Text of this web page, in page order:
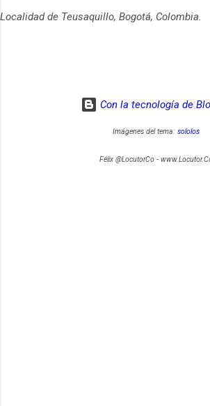
Localidad de Teusaquillo, Bogotá, Colombia.
Con la tecnología de
Imágenes del tema: sololos
Félix @LocutorCo -